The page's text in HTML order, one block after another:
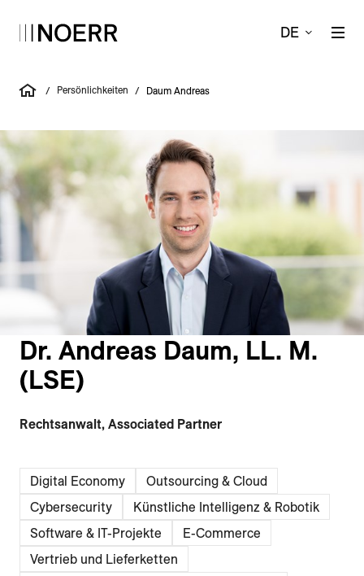
DE
/ Persönlichkeiten / Daum Andreas
Dr. Andreas Daum, LL. M.
(LSE)
Rechtsanwalt, Associated Partner
Digital Economy
Outsourcing & Cloud
Cybersecurity
Künstliche Intelligenz & Robotik
Software & IT-Projekte
E-Commerce
Vertrieb und Lieferketten